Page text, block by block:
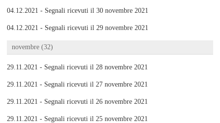
04.12.2021 - Segnali ricevuti il 30 novembre 2021
04.12.2021 - Segnali ricevuti il 29 novembre 2021
novembre (32)
29.11.2021 - Segnali ricevuti il 28 novembre 2021
29.11.2021 - Segnali ricevuti il 27 novembre 2021
29.11.2021 - Segnali ricevuti il 26 novembre 2021
29.11.2021 - Segnali ricevuti il 25 novembre 2021